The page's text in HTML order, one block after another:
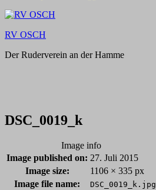
RV OSCH
Der Ruderverein an der Hamme
DSC_0019_k
Image info
Image published on: 27. Juli 2015
Image size:
1106 × 335 px
Image file name:
DSC_0019_k.jpg